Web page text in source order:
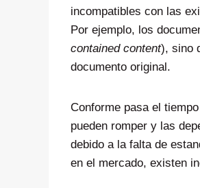
incompatibles con las
Por ejemplo, los
contained content), sino
documento original.
Conforme pasa el
pueden romper y las
debido a la falta de
en el mercado, existen